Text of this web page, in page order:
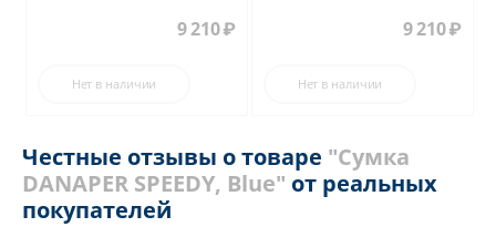
9 210₽
Нет в наличии
9 210₽
Нет в наличии
Честные отзывы о товаре "Сумка
DANAPER SPEEDY, Blue" от реальных
покупателей